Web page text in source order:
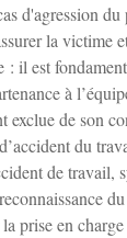
d'agression
la victime
: il est
à
exclue de son
du
de travail,
la prise en